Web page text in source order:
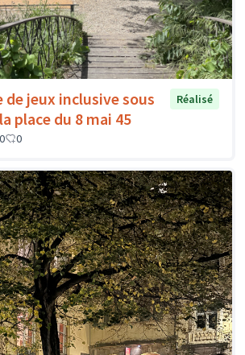
de jeux inclusive sous
place du 8 mai 45
Réalisé
0 0